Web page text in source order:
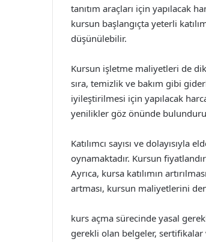
tanıtım araçları için yapılacak
kursun başlangıçta yeterli
düşünülebilir.
Kursun işletme maliyetleri de
sıra, temizlik ve bakım gibi
iyileştirilmesi için yapılacak
yenilikler göz önünde
Katılımcı sayısı ve
oynamaktadır. Kursun
Ayrıca, kursa katılımın
artması, kursun maliyetlerini
kurs açma sürecinde yasal
gerekli olan belgeler,